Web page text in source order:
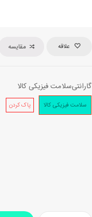
علاقه مقایسه
گارانتیسلامت فیزیکی کالا
سلامت فیزیکی کالا پاک کردن